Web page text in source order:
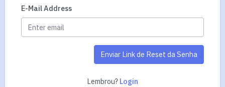
E-Mail Address
Enviar Link de Reset da Senha
Lembrou? Login